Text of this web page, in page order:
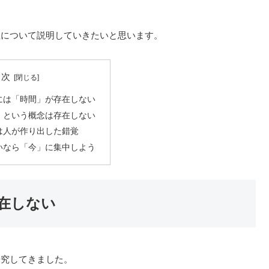
ついて説明していきたいと思います。
は「時間」が存在しない
という概念は存在しない
が作り出した錯覚
ら「今」に集中しよう
しない
してきました。